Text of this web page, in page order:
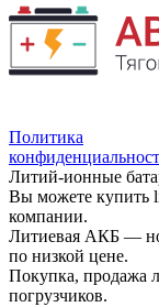
Политика
Литий-ионные
Вы можете купить
компании.
Литиевая АКБ —
по низкой цене.
Покупка, продажа
погрузчиков.